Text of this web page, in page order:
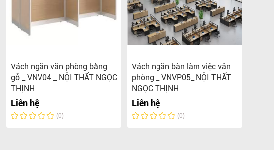
Vách ngăn văn phòng bằng
gỗ _ VNV04 _ NỘI THẤT NGỌC
THỊNH
Liên hệ
(0)
Vách ngăn bàn làm việc văn
phòng _ VNVP05_ NỘI THẤT
NGỌC THỊNH
Liên hệ
(0)